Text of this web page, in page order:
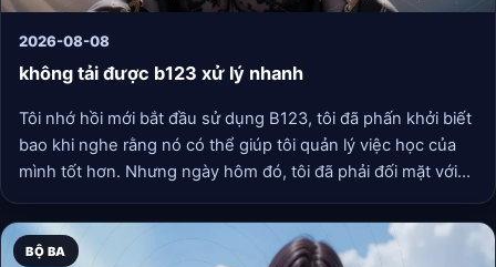
2026-08-08
không tải được b123 xử lý nhanh
Tôi nhớ hồi mới bắt đầu sử dụng B123, tôi đã phấn khởi biết
bao khi nghe rằng nó có thể giúp tôi quản lý việc học của
mình tốt hơn. Nhưng ngày hôm đó, tôi đã phải đối mặt với
tình huống “không tải được”. Nhìn màn hình đứng yên mãi
mà không có động tĩnh gì, tôi cảm thấy nản lòng. Thậm chí
tôi đã gọi cho một người bạn để hỏi xem anh ấy có gặp vấn
BỘ BA